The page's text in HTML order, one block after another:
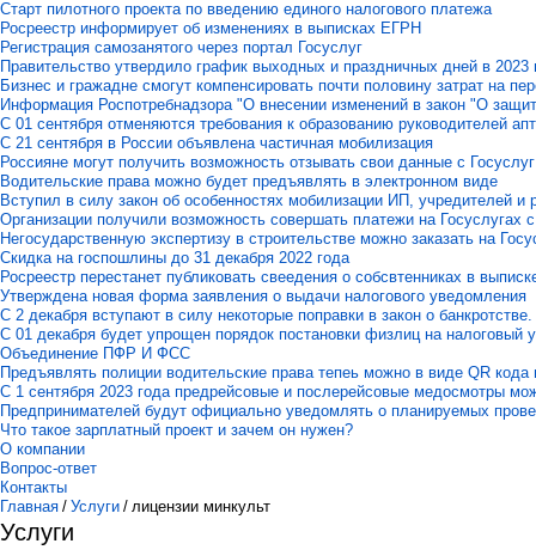
Старт пилотного проекта по введению единого налогового платежа
Росреестр информирует об изменениях в выписках ЕГРН
Регистрация самозанятого через портал Госуслуг
Правительство утвердило график выходных и праздничных дней в 2023
Бизнес и гражадне смогут компенсировать почти половину затрат на
Информация Роспотребнадзора "О внесении изменений в закон "О
С 01 сентября отменяются требования к образованию руководителей
С 21 сентября в России объявлена частичная мобилизация
Россияне могут получить возможность отзывать свои данные с Госуслуг
Водительские права можно будет предъявлять в электронном виде
Вступил в силу закон об особенностях мобилизации ИП, учредителей и
Организации получили возможность совершать платежи на Госуслугах
Негосударственную экспертизу в строительстве можно заказать на
Скидка на госпошлины до 31 декабря 2022 года
Росреестр перестанет публиковать свеедения о собсвтенниках в
Утверждена новая форма заявления о выдачи налогового уведомления
С 2 декабря вступают в силу некоторые поправки в закон о банкротстве.
C 01 декабря будет упрощен порядок постановки физлиц на налоговый
Объединение ПФР И ФСС
Предъявлять полиции водительские права тепеь можно в виде QR кода
С 1 сентября 2023 года предрейсовые и послерейсовые медосмотры
Предпринимателей будут официально уведомлять о планируемых
Что такое зарплатный проект и зачем он нужен?
О компании
Вопрос-ответ
Контакты
Главная / Услуги / лицензии минкульт
Услуги